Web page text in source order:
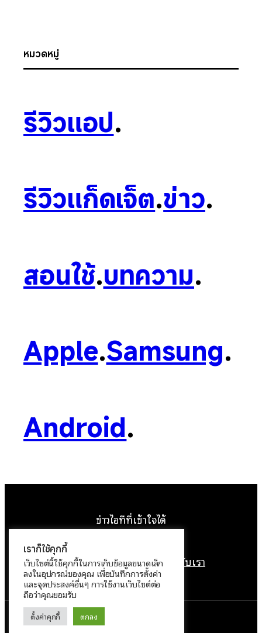
หมวดหมู่
รีวิวแอป.
รีวิวแก็ดเจ็ต.ข่าว.
สอนใช้.บทความ.
Apple.Samsung.
Android.
ข่าวไอทีที่เข้าใจได้
หน้าแรกติดต่อเราลิขสิทธิ์เกี่ยวกับเรา
นโยบายข้อมูลส่วนบุคคล
ทำงานด้วย
เราก็ใช้คุกกี้
เว็บไซต์นี้ใช้คุกกี้ในการเก็บข้อมูลขนาดเล็ก
ลงในอุปกรณ์ของคุณ เพื่อบันทึกการตั้งค่า
และจุดประสงค์อื่นๆ การใช้งานเว็บไซต์ต่อ
ถือว่าคุณยอมรับ
ตั้งค่าคุกกี้ ตกลง